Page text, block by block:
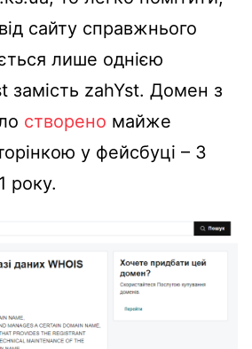
сайту справжнього
лише однією
замість zahYst. Домен з
створено майже
у фейсбуці – 3
року.